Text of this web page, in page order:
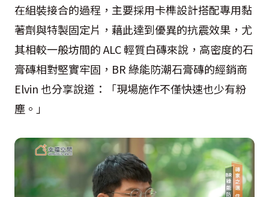
在組裝接合的過程，主要採用卡榫設計搭配專用黏
著劑與特製固定片，藉此達到優異的抗震效果，尤
其相較一般坊間的 ALC 輕質白磚來說，高密度的石
膏磚相對堅實牢固，BR 綠能防潮石膏磚的經銷商
Elvin 也分享說道：「現場施作不僅快速也少有粉
塵。」